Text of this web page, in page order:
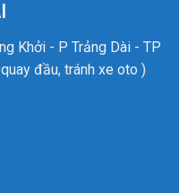
Khởi - P Trảng Dài - TP
đầu, tránh xe oto )